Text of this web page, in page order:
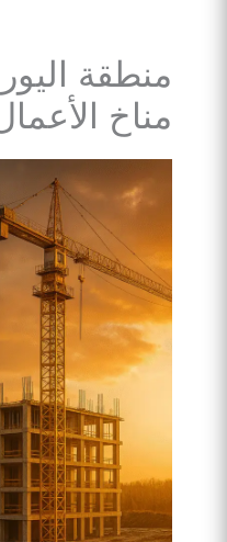
منطقة
مناخ